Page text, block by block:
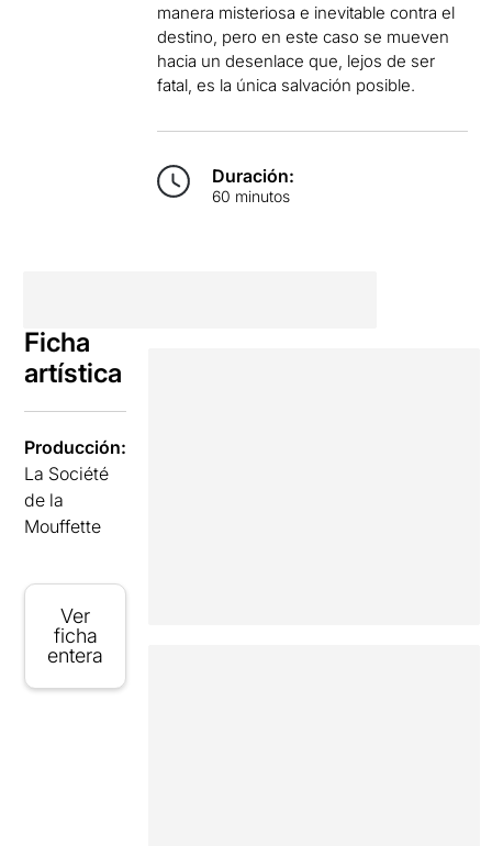
manera misteriosa e inevitable contra el
destino, pero en este caso se mueven
hacia un desenlace que, lejos de ser
fatal, es la única salvación posible.
Duración:
60 minutos
Ficha
artística
Producción:
La Société
de la
Mouffette
Ver
ficha
entera